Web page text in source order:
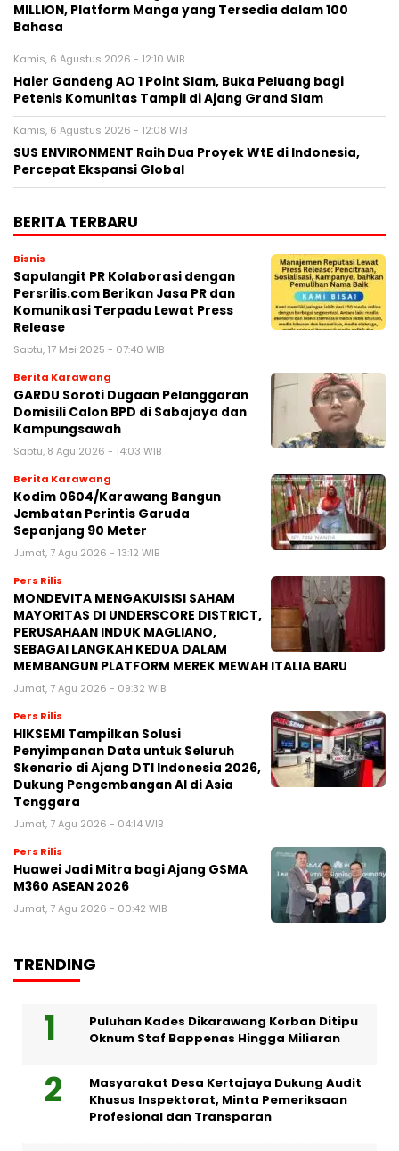
MILLION, Platform Manga yang Tersedia dalam 100
Bahasa
Kamis, 6 Agustus 2026 - 12:10 WIB
Haier Gandeng AO 1 Point Slam, Buka Peluang bagi
Petenis Komunitas Tampil di Ajang Grand Slam
Kamis, 6 Agustus 2026 - 12:08 WIB
SUS ENVIRONMENT Raih Dua Proyek WtE di Indonesia,
Percepat Ekspansi Global
BERITA TERBARU
Bisnis
Sapulangit PR Kolaborasi dengan
Persrilis.com Berikan Jasa PR dan
Komunikasi Terpadu Lewat Press
Release
Sabtu, 17 Mei 2025 - 07:40 WIB
Berita Karawang
GARDU Soroti Dugaan Pelanggaran
Domisili Calon BPD di Sabajaya dan
Kampungsawah
Sabtu, 8 Agu 2026 - 14:03 WIB
Berita Karawang
Kodim 0604/Karawang Bangun
Jembatan Perintis Garuda
Sepanjang 90 Meter
Jumat, 7 Agu 2026 - 13:12 WIB
Pers Rilis
MONDEVITA MENGAKUISISI SAHAM
MAYORITAS DI UNDERSCORE DISTRICT,
PERUSAHAAN INDUK MAGLIANO,
SEBAGAI LANGKAH KEDUA DALAM
MEMBANGUN PLATFORM MEREK MEWAH ITALIA BARU
Jumat, 7 Agu 2026 - 09:32 WIB
Pers Rilis
HIKSEMI Tampilkan Solusi
Penyimpanan Data untuk Seluruh
Skenario di Ajang DTI Indonesia 2026,
Dukung Pengembangan AI di Asia
Tenggara
Jumat, 7 Agu 2026 - 04:14 WIB
Pers Rilis
Huawei Jadi Mitra bagi Ajang GSMA
M360 ASEAN 2026
Jumat, 7 Agu 2026 - 00:42 WIB
TRENDING
Puluhan Kades Dikarawang Korban Ditipu
Oknum Staf Bappenas Hingga Miliaran
Masyarakat Desa Kertajaya Dukung Audit
Khusus Inspektorat, Minta Pemeriksaan
Profesional dan Transparan